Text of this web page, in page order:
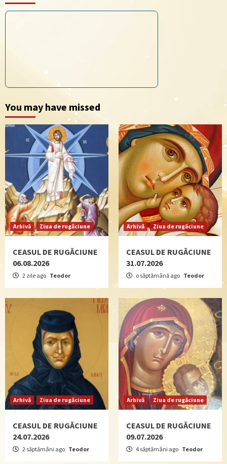
You may have missed
Arhivă Ziua de rugăciune
CEASUL DE RUGĂCIUNE
06.08.2026
2 zile ago Teodor
Arhivă Ziua de rugăciune
CEASUL DE RUGĂCIUNE
31.07.2026
o săptămână ago Teodor
Arhivă Ziua de rugăciune
CEASUL DE RUGĂCIUNE
24.07.2026
2 săptămâni ago Teodor
Arhivă Ziua de rugăciune
CEASUL DE RUGĂCIUNE
09.07.2026
4 săptămâni ago Teodor